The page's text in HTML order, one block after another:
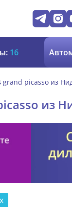
16
grand picasso из
из